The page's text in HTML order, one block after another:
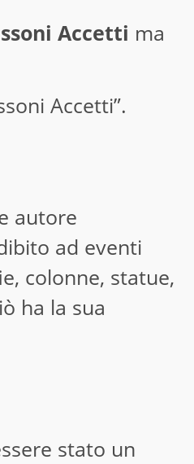
Accetti ma
Accetti”.
autore
ad eventi
colonne, statue,
ha la sua
stato un